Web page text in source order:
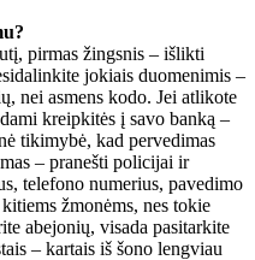
pirmas žingsnis – išlikti
jokiais duomenimis –
nei asmens kodo. Jei atlikote
kreipkitės į savo banką –
tikimybė, kad pervedimas
– pranešti policijai ir
telefono numerius, pavedimo
žmonėms, nes tokie
abejonių, visada pasitarkite
– kartais iš šono lengviau